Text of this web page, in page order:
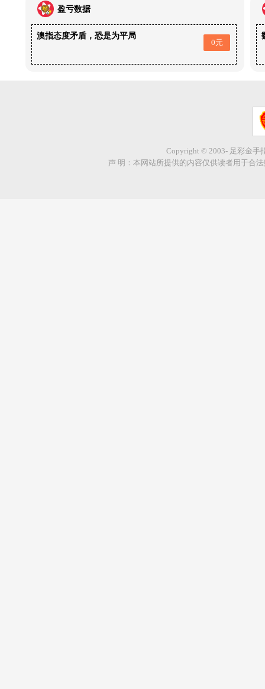
盈亏数据
澳指态度矛盾，恐是为平局
0元
Copyright © 2003- 足彩金手
声 明：本网站所提供的内容仅供读者用于合